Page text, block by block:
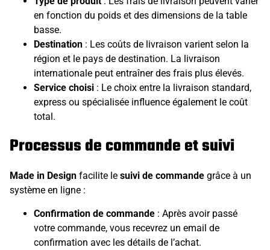
en fonction du poids et des dimensions de la table
basse.
Destination : Les coûts de livraison varient selon la
région et le pays de destination. La livraison
internationale peut entraîner des frais plus élevés.
Service choisi : Le choix entre la livraison standard,
express ou spécialisée influence également le coût
total.
Processus de commande et suivi
Made in Design facilite le suivi de commande grâce à un
système en ligne :
Confirmation de commande : Après avoir passé
votre commande, vous recevrez un email de
confirmation avec les détails de l’achat.